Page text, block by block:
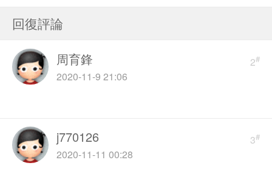
回復評論
2#
周育鋒
2020-11-9 21:06
3#
j770126
2020-11-11 00:28